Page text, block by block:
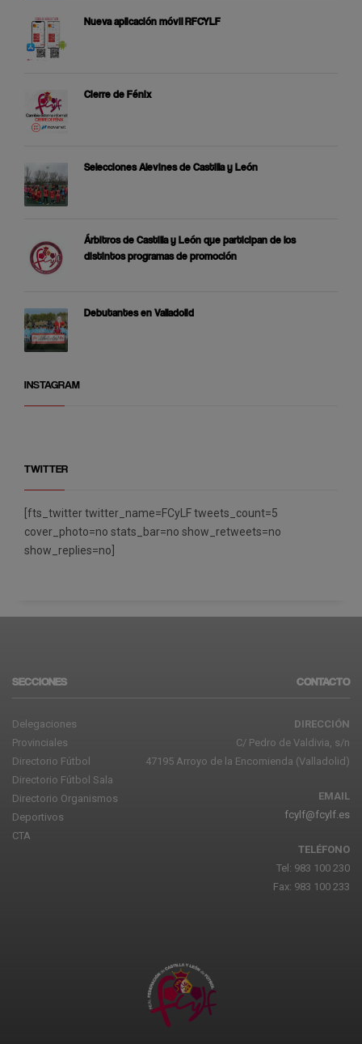
Nueva aplicación móvil RFCYLF
Cierre de Fénix
Selecciones Alevines de Castilla y León
Árbitros de Castilla y León que participan de los
distintos programas de promoción
Debutantes en Valladolid
INSTAGRAM
TWITTER
[fts_twitter twitter_name=FCyLF tweets_count=5
cover_photo=no stats_bar=no show_retweets=no
show_replies=no]
SECCIONES
Delegaciones
Provinciales
Directorio Fútbol
Directorio Fútbol Sala
Directorio Organismos
Deportivos
CTA
CONTACTO
DIRECCIÓN
C/ Pedro de Valdivia, s/n
47195 Arroyo de la Encomienda (Valladolid)
EMAIL
fcylf@fcylf.es
TELÉFONO
Tel: 983 100 230
Fax: 983 100 233